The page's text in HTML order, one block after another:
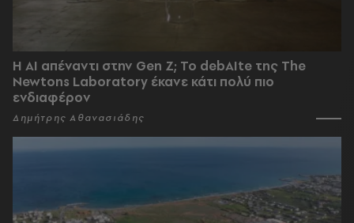
Η AI απέναντι στην Gen Z; Το debAIte της The
Newtons Laboratory έκανε κάτι πολύ πιο
ενδιαφέρον
Δημήτρης Αθανασιάδης